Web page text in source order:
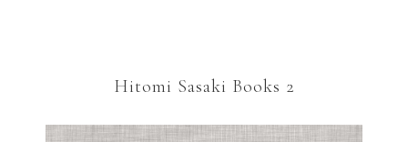
Hitomi Sasaki Books 2